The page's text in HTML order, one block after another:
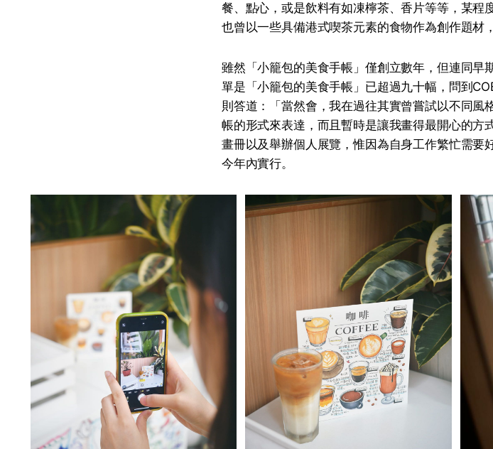
餐、點心，或是飲料有如凍檸茶、香片等等，某程
也曾以一些具備港式喫茶元素的食物作為創作題材
雖然「小籠包的美食手帳」僅創立數年，但連同早
單是「小籠包的美食手帳」已超過九十幅，問到
則答道：「當然會，我在過往其實曾嘗試以不同
帳的形式來表達，而且暫時是讓我畫得最開心的方
畫冊以及舉辦個人展覽，惟因為自身工作繁忙需要
今年內實行。